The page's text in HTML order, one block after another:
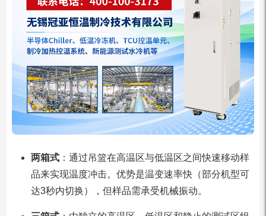
两箱式：通过吊篮在高温区与低温区之间快速移动样
品来实现温度冲击。优势是温变速率快（部分机型可
达3秒内切换），但样品需承受机械振动。